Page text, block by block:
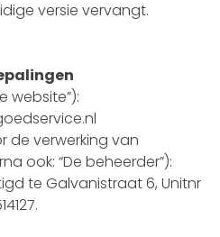
versie vervangt.
website”):
de verwerking van
ook: “De beheerder”):
te Galvanistraat 6, Unitnr
.